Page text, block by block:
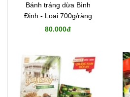
Bánh tráng dừa Bình
Định - Loại 700g/ràng
80.000đ